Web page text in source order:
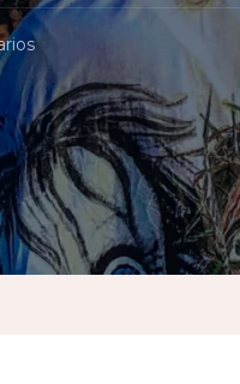
En
«Carajo.
Después
De
Esto,
El
Sueño